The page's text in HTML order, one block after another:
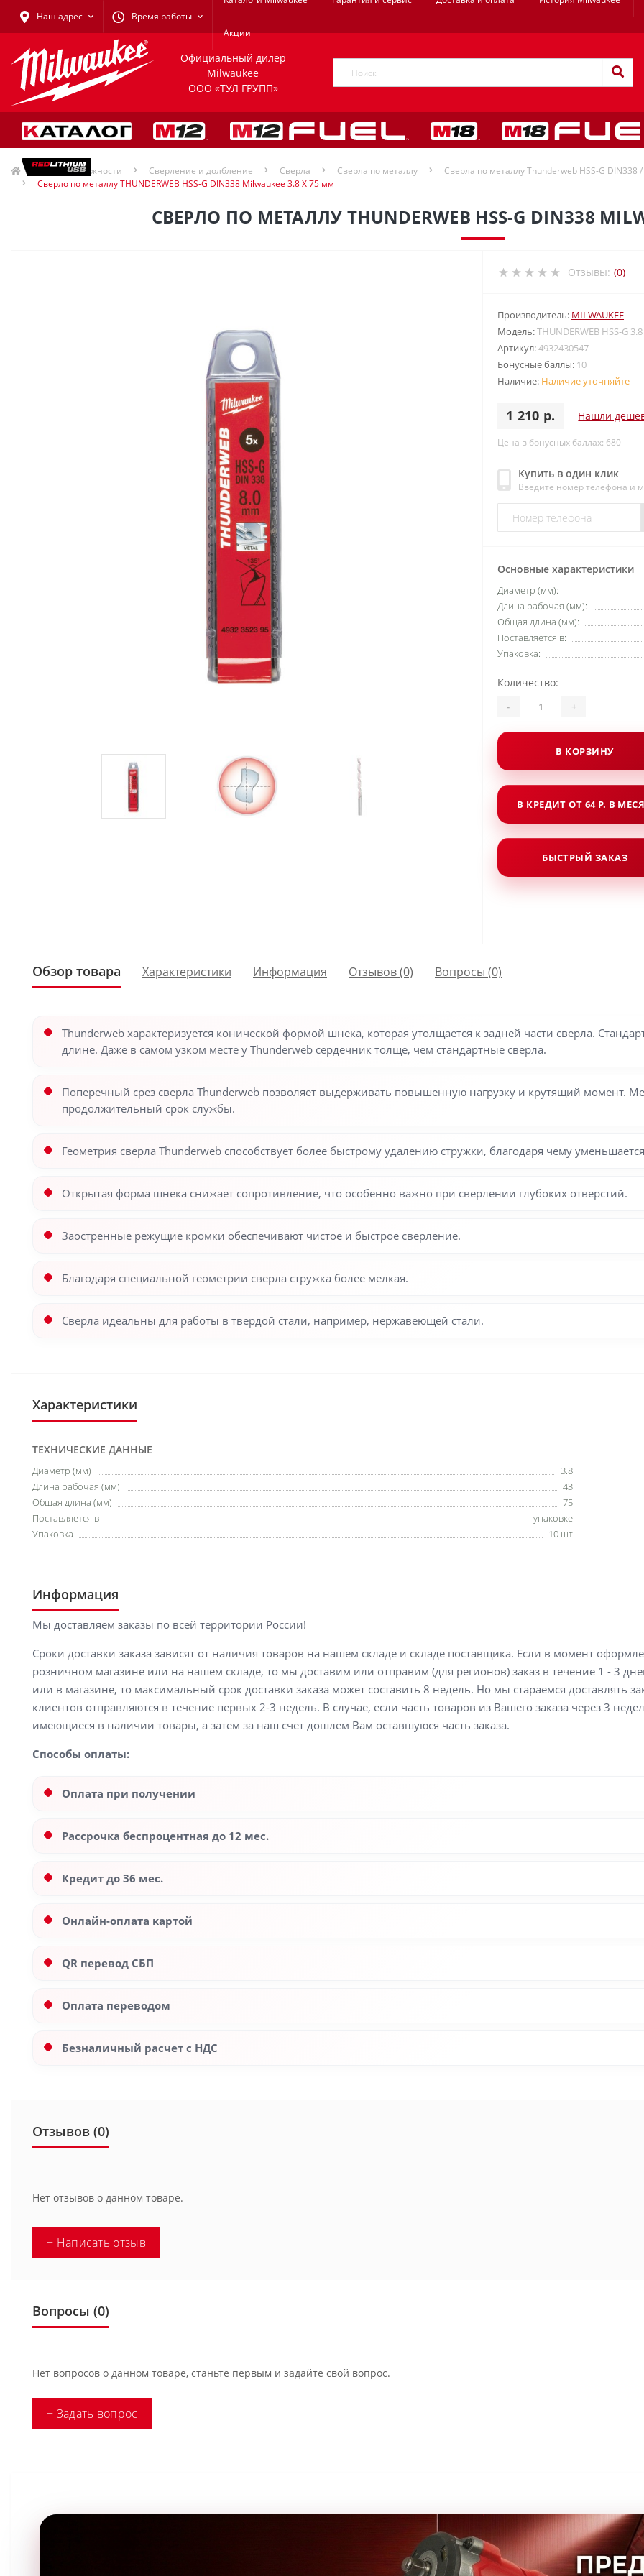
Наш адрес Время работы
Акции
Официальный дилер
Milwaukee
ООО «ТУЛ ГРУПП»
Принадлежности Сверление и долбление Сверла Сверла по металлу
Сверла по металлу Thunderweb HSS-G DIN338
Сверло по металлу THUNDERWEB HSS-G DIN338 Milwaukee 3.8 X 75 мм
СВЕРЛО ПО МЕТАЛЛУ THUNDERWEB HSS-G DIN338
Отзывы: (0)
Производитель: MILWAUKEE
Модель:THUNDERWEB HSS-G
Артикул:4932430547
Бонусные баллы: 10
Наличие: Наличие уточняйте
1 210 р. Нашли
Цена в бонусных баллах: 680
Купить в один клик
Введите номер телефона и
Основные характеристики
Диаметр (мм):
Длина рабочая (мм):
Общая длина (мм):
Поставляется в:
Упаковка:
Количество:
- +
В КОРЗИНУ
В КРЕДИТ ОТ 64 Р. В
БЫСТРЫЙ ЗАКАЗ
Обзор товара Характеристики Информация Отзывов (0) Вопросы (0)
Thunderweb характеризуется конической формой шнека, которая утолщается к задней части сверла.
длине. Даже в самом узком месте у Thunderweb сердечник толще, чем стандартные сверла.
Поперечный срез сверла Thunderweb позволяет выдерживать повышенную нагрузку и крутящий момент.
продолжительный срок службы.
Геометрия сверла Thunderweb способствует более быстрому удалению стружки, благодаря чему
Открытая форма шнека снижает сопротивление, что особенно важно при сверлении глубоких отверстий.
Заостренные режущие кромки обеспечивают чистое и быстрое сверление.
Благодаря специальной геометрии сверла стружка более мелкая.
Сверла идеальны для работы в твердой стали, например, нержавеющей стали.
Характеристики
ТЕХНИЧЕСКИЕ ДАННЫЕ
Диаметр (мм)
3.8
Длина рабочая (мм)
43
Общая длина (мм)
75
Поставляется в
упаковке
Упаковка
10 шт
Информация
Мы доставляем заказы по всей территории России!
Сроки доставки заказа зависят от наличия товаров на нашем складе и складе поставщика. Если в момент
розничном магазине или на нашем складе, то мы доставим или отправим (для регионов) заказ в течение 1 - 3
или в магазине, то максимальный срок доставки заказа может составить 8 недель. Но мы стараемся доставлять
клиентов отправляются в течение первых 2-3 недель. В случае, если часть товаров из Вашего заказа через 3
имеющиеся в наличии товары, а затем за наш счет дошлем Вам оставшуюся часть заказа.
Способы оплаты:
Оплата при получении
Рассрочка беспроцентная до 12 мес.
Кредит до 36 мес.
Онлайн-оплата картой
QR перевод СБП
Оплата переводом
Безналичный расчет с НДС
Отзывов (0)
Нет отзывов о данном товаре.
+ Написать отзыв
Вопросы (0)
Нет вопросов о данном товаре, станьте первым и задайте свой вопрос.
+ Задать вопрос